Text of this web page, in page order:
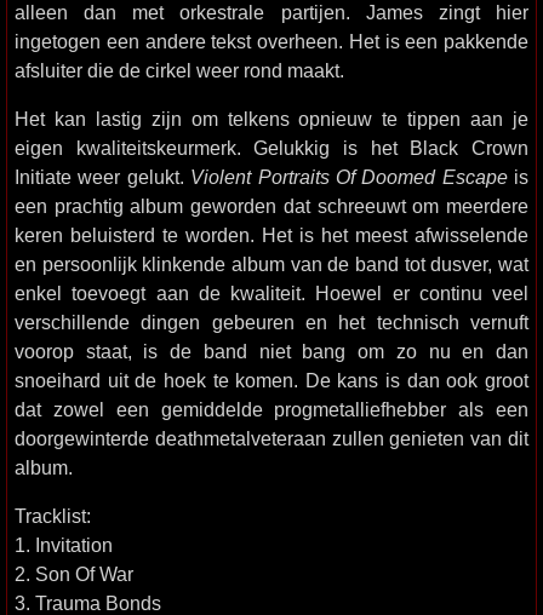
alleen dan met orkestrale partijen. James zingt hier
ingetogen een andere tekst overheen. Het is een pakkende
afsluiter die de cirkel weer rond maakt.
Het kan lastig zijn om telkens opnieuw te tippen aan je
eigen kwaliteitskeurmerk. Gelukkig is het Black Crown
Initiate weer gelukt. Violent Portraits Of Doomed Escapeis
een prachtig album geworden dat schreeuwt om meerdere
keren beluisterd te worden. Het is het meest afwisselende
en persoonlijk klinkende album van de band tot dusver, wat
enkel toevoegt aan de kwaliteit. Hoewel er continu veel
verschillende dingen gebeuren en het technisch vernuft
voorop staat, is de band niet bang om zo nu en dan
snoeihard uit de hoek te komen. De kans is dan ook groot
dat zowel een gemiddelde progmetalliefhebber als een
doorgewinterde deathmetalveteraan zullen genieten van dit
album.
Tracklist:
1. Invitation
2. Son Of War
3. Trauma Bonds